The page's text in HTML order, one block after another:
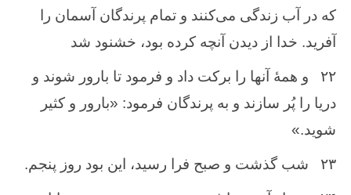
كه ‌در آب ‌زندگی می‌كنند و تمام ‌پرندگان ‌آسمان‌ را
آفرید. خدا از دیدن‌ آنچه ‌كرده ‌بود، خشنود شد
۲۲
و همهٔ آنها را بركت‌ داد و فرمود تا بارور شوند و
دریا را پُر سازند و به ‌پرندگان‌ فرمود: «بارور ‌و كثیر
شوید.»
۲۳ شب ‌گذشت‌ و صبح ‌فرا رسید، این ‌بود روز پنجم‌.